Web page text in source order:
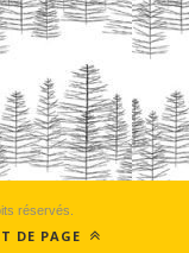
réservés.
DE PAGE